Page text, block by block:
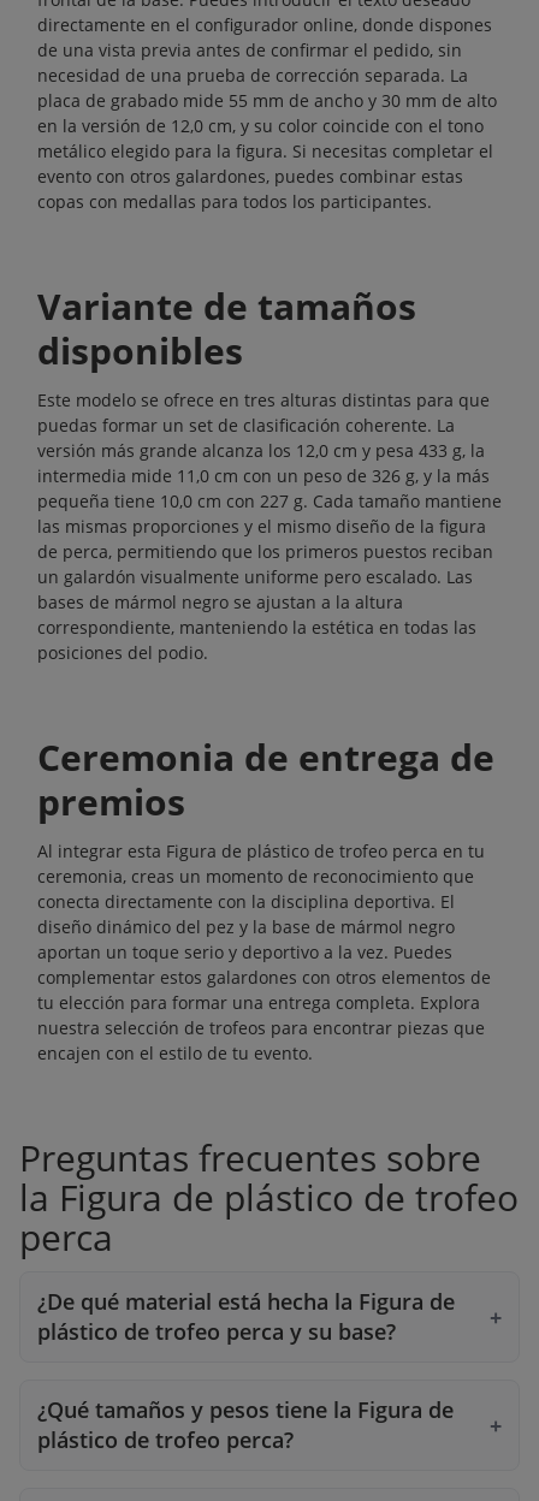
directamente en el configurador online, donde dispones
de una vista previa antes de confirmar el pedido, sin
necesidad de una prueba de corrección separada. La
placa de grabado mide 55 mm de ancho y 30 mm de alto
en la versión de 12,0 cm, y su color coincide con el tono
metálico elegido para la figura. Si necesitas completar el
evento con otros galardones, puedes combinar estas
copas con medallas para todos los participantes.
Variante de tamaños
disponibles
Este modelo se ofrece en tres alturas distintas para que
puedas formar un set de clasificación coherente. La
versión más grande alcanza los 12,0 cm y pesa 433 g, la
intermedia mide 11,0 cm con un peso de 326 g, y la más
pequeña tiene 10,0 cm con 227 g. Cada tamaño mantiene
las mismas proporciones y el mismo diseño de la figura
de perca, permitiendo que los primeros puestos reciban
un galardón visualmente uniforme pero escalado. Las
bases de mármol negro se ajustan a la altura
correspondiente, manteniendo la estética en todas las
posiciones del podio.
Ceremonia de entrega de
premios
Al integrar esta Figura de plástico de trofeo perca en tu
ceremonia, creas un momento de reconocimiento que
conecta directamente con la disciplina deportiva. El
diseño dinámico del pez y la base de mármol negro
aportan un toque serio y deportivo a la vez. Puedes
complementar estos galardones con otros elementos de
tu elección para formar una entrega completa. Explora
nuestra selección de trofeos para encontrar piezas que
encajen con el estilo de tu evento.
Preguntas frecuentes sobre
la Figura de plástico de trofeo
perca
¿De qué material está hecha la Figura de
plástico de trofeo perca y su base?
¿Qué tamaños y pesos tiene la Figura de
plástico de trofeo perca?